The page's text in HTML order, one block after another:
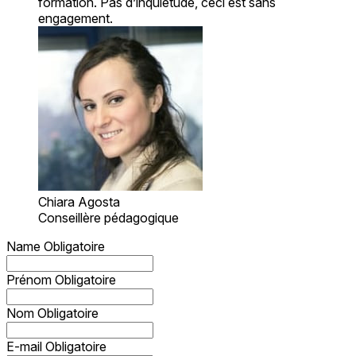
engagement.
Chiara Agosta
Conseillère pédagogique
Name Obligatoire
Prénom Obligatoire
Nom Obligatoire
E-mail Obligatoire